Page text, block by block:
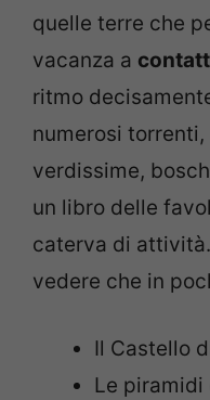
quelle terre che
vacanza a
ritmo
numerosi
verdissime,
un libro delle
caterva di
vedere che in
Il Castello
Le piramidi